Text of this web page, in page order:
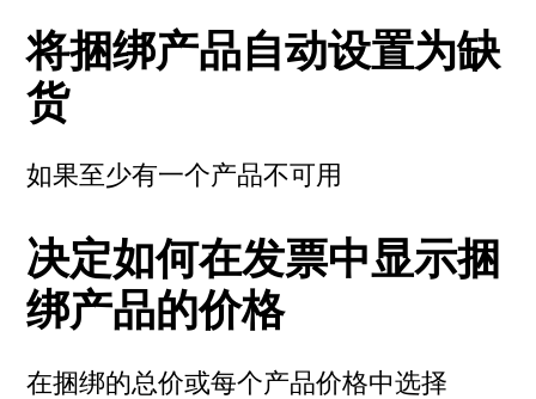
将捆绑产品自动设置为缺
货
如果至少有一个产品不可用
决定如何在发票中显示捆
绑产品的价格
在捆绑的总价或每个产品价格中选择